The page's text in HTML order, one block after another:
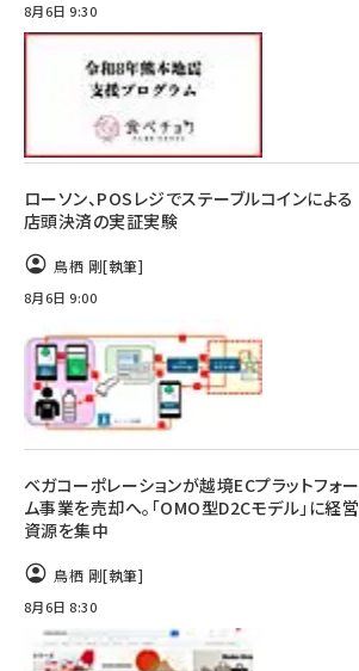
8月6日 9:30
ローソン、POSレジでステーブルコインによる
店頭決済の実証実験
鳥栖 剛[執筆]
8月6日 9:00
ベガコーポレーションが越境ECプラットフォー
ム事業を売却へ。「OMO型D2Cモデル」に経営
資源を集中
鳥栖 剛[執筆]
8月6日 8:30